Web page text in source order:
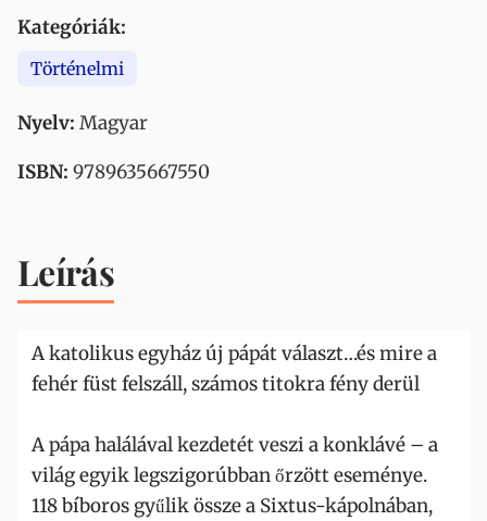
Kategóriák:
Történelmi
Nyelv: Magyar
ISBN: 9789635667550
Leírás
A katolikus egyház új pápát választ…és mire a
fehér füst felszáll, számos titokra fény derül
A pápa halálával kezdetét veszi a konklávé – a
világ egyik legszigorúbban őrzött eseménye.
118 bíboros gyűlik össze a Sixtus-kápolnában,